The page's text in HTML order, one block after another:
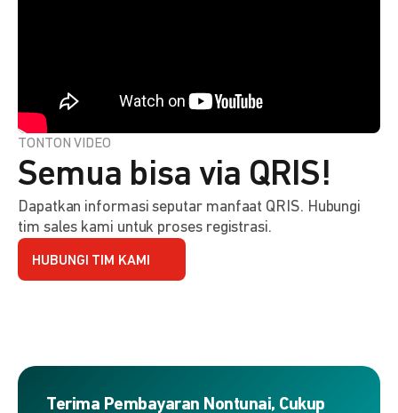
TONTON VIDEO
Semua bisa via QRIS!
Dapatkan informasi seputar manfaat QRIS. Hubungi
tim sales kami untuk proses registrasi.
HUBUNGI TIM KAMI
Terima Pembayaran Nontunai, Cukup